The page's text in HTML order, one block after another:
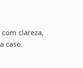
clareza,
caso.